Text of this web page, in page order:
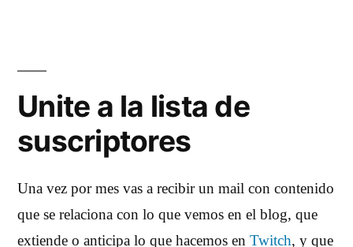
Unite a la lista de
suscriptores
Una vez por mes vas a recibir un mail con contenido
que se relaciona con lo que vemos en el blog, que
extiende o anticipa lo que hacemos en Twitch, y que